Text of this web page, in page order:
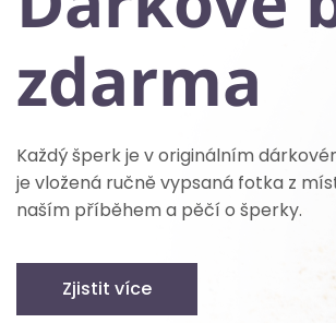
zdarma
Každý šperk je v originálním
je vložená ručně vypsaná fotka z
naším příběhem a pěčí o šperky.
Zjistit více